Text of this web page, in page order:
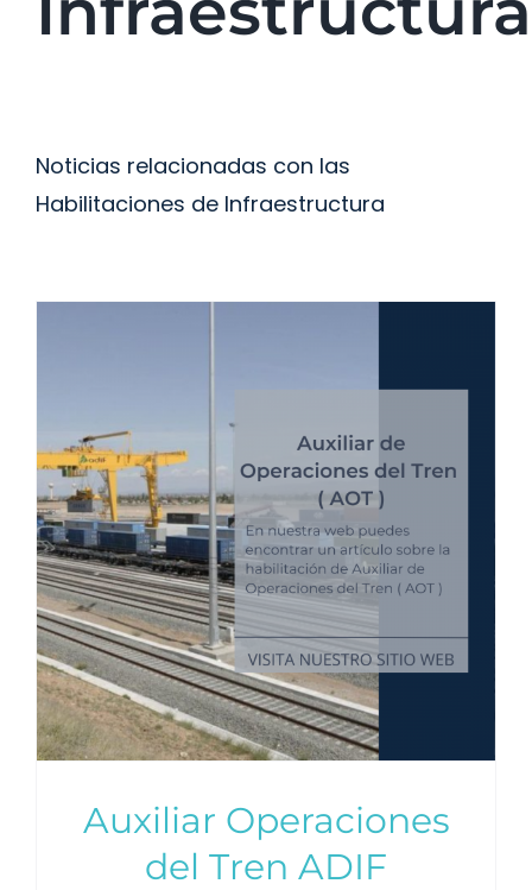
Preparación de Oposiciones
Trabaja con nosotros
Noticias relacionadas con las
Habilitaciones de Infraestructura
Auxiliar Operaciones
del Tren ADIF